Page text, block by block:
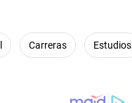
Carreras Estudios